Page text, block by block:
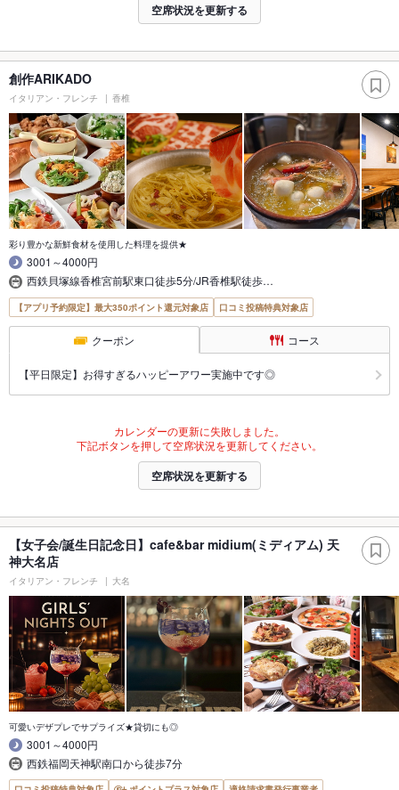
空席状況を更新する
創作ARIKADO
イタリアン・フレンチ 香椎
彩り豊かな新鮮食材を使用した料理を提供★
3001～4000円
西鉄貝塚線香椎宮前駅東口徒歩5分/JR香椎駅徒歩…
【アプリ予約限定】最大350ポイント還元対象店 口コミ投稿特典対象店
クーポン コース
【平日限定】お得すぎるハッピーアワー実施中です◎
カレンダーの更新に失敗しました。
下記ボタンを押して空席状況を更新してください。
空席状況を更新する
【女子会/誕生日記念日】cafe&bar midium(ミディアム) 天
神大名店
イタリアン・フレンチ 大名
可愛いデザプレでサプライズ★貸切にも◎
3001～4000円
西鉄福岡天神駅南口から徒歩7分